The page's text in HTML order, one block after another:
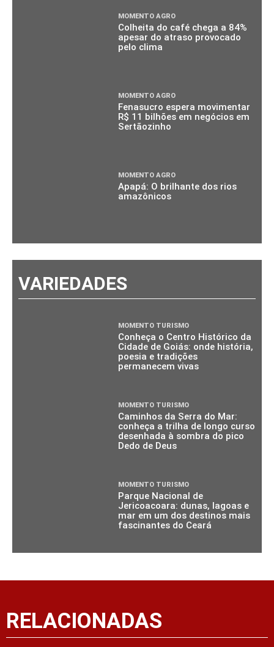
MOMENTO AGRO
Colheita do café chega a 84%
apesar do atraso provocado
pelo clima
MOMENTO AGRO
Fenasucro espera movimentar
R$ 11 bilhões em negócios em
Sertãozinho
MOMENTO AGRO
Apapá: O brilhante dos rios
amazônicos
VARIEDADES
MOMENTO TURISMO
Conheça o Centro Histórico da
Cidade de Goiás: onde história,
poesia e tradições
permanecem vivas
MOMENTO TURISMO
Caminhos da Serra do Mar:
conheça a trilha de longo curso
desenhada à sombra do pico
Dedo de Deus
MOMENTO TURISMO
Parque Nacional de
Jericoacoara: dunas, lagoas e
mar em um dos destinos mais
fascinantes do Ceará
RELACIONADAS